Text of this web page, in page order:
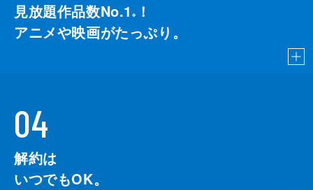
見放題作品数No.1 ※
！
アニメや映画がたっぷり。
04
解約は
いつでもOK。